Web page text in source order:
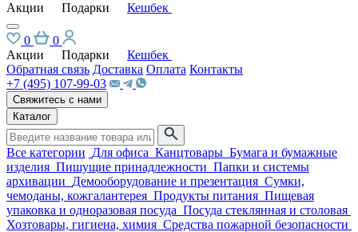
Акции
Подарки Кешбек
0
0
Акции
Подарки
Кешбек
Обратная связь Доставка Оплата Контакты
+7 (495) 107-99-03
Свяжитесь с нами
Каталог
Все категории Для офиса Канцтовары Бумага и бумажные
изделия Пишущие принадлежности Папки и системы
архивации Демооборудование и презентация Сумки,
чемоданы, кожгалантерея Продукты питания Пищевая
упаковка и одноразовая посуда Посуда стеклянная и столовая
Хозтовары, гигиена, химия Средства пожарной безопасности